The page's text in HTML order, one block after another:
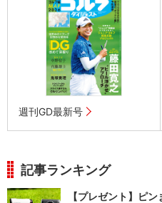
週刊GD最新号
記事ランキング
【プレゼント】ピ